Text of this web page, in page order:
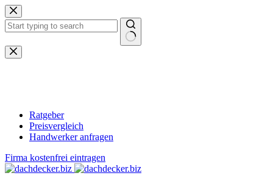
Zum
Inhalt
springen
Keine
Ergebnisse
Ratgeber
Preisvergleich
Handwerker anfragen
Firma kostenfrei eintragen